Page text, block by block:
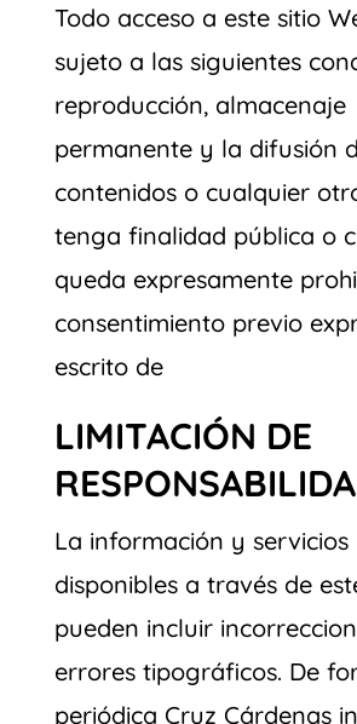
Todo acceso a este sitio
sujeto a las siguientes
reproducción, almacenaje
permanente y la difusión
contenidos o cualquier
tenga finalidad pública o
queda expresamente
consentimiento previo
escrito de
LIMITACIÓN DE
La información y servicios
disponibles a través de
pueden incluir
errores tipográficos. De
periódica Cruz Cárdenas